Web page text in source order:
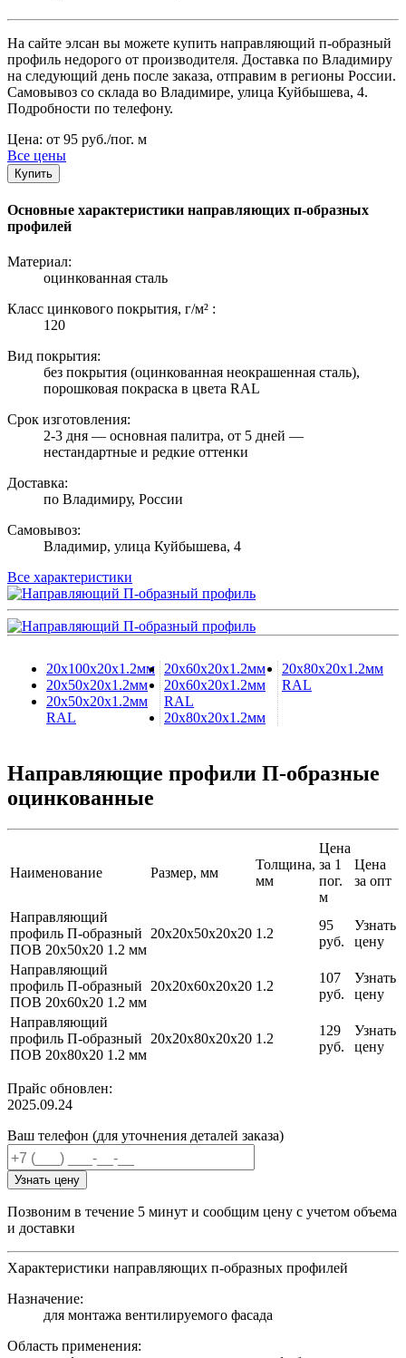
На сайте элсан вы можете купить направляющий п-образный
профиль недорого от производителя. Доставка по Владимиру
на следующий день после заказа, отправим в регионы России.
Самовывоз со склада во Владимире, улица Куйбышева, 4.
Подробности по телефону.
Цена: от 95 руб./пог. м
Все цены
Купить
Основные характеристики направляющих п-образных
профилей
Материал:
оцинкованная сталь
Класс цинкового покрытия, г/м² :
120
Вид покрытия:
без покрытия (оцинкованная неокрашенная сталь),
порошковая покраска в цвета RAL
Срок изготовления:
2-3 дня — основная палитра, от 5 дней —
нестандартные и редкие оттенки
Доставка:
по Владимиру, России
Самовывоз:
Владимир, улица Куйбышева, 4
Все характеристики
20х100х20х1.2мм
20х50х20х1.2мм
20х50х20х1.2мм
RAL
20х60х20х1.2мм
20х60х20х1.2мм
RAL
20х80х20х1.2мм
20х80х20х1.2мм
RAL
Направляющие профили П-образные
оцинкованные
Наименование Размер, мм
Толщина,
мм
Цена
за 1
пог.
м
Цена
за опт
Направляющий
профиль П-образный
ПОВ 20х50х20 1.2 мм
20х20х50х20х20 1.2
95
руб.
Узнать
цену
Направляющий
профиль П-образный
ПОВ 20х60х20 1.2 мм
20х20х60х20х20 1.2
107
руб.
Узнать
цену
Направляющий
профиль П-образный
ПОВ 20х80х20 1.2 мм
20х20х80х20х20 1.2
129
руб.
Узнать
цену
Прайс обновлен:
2025.09.24
Ваш телефон (для уточнения деталей заказа)
Узнать цену
Позвоним в течение 5 минут и сообщим цену с учетом объема
и доставки
Характеристики направляющих п-образных профилей
Назначение:
для монтажа вентилируемого фасада
Область применения: